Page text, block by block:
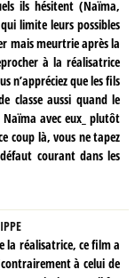
ils hésitent (Naïma,
limite leurs possibles
mais meurtrie après la
à la réalisatrice
n’appréciez que les fils
classe aussi quand le
avec eux_ plutôt
coup là, vous ne tapez
courant dans les
la réalisatrice, ce film a
à celui de